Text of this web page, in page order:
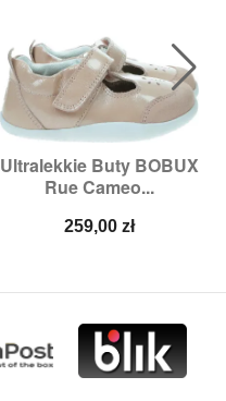
Ultralekkie Buty BOBUX
Rue Cameo...
Cena
259,00 zł